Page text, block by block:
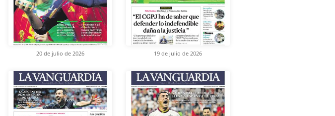
20 de julio de 2026 19 de julio de 2026